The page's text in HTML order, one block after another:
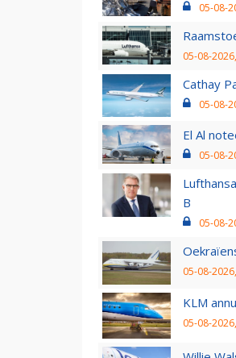
05-08-
05-08-
Cathay
05-08-
El Al
05-08-
B
05-08-
05-08-
KLM
05-08-